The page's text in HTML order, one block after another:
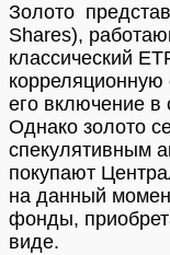
Золото
Shares),
классический
корреляционную
его включение в
Однако золото
спекулятивным
покупают
на данный
фонды,
виде.